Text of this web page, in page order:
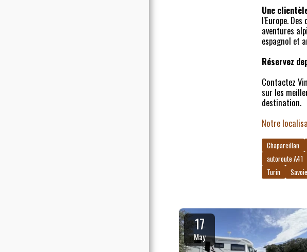
Une
l'Europe.
aventures
espagnol et
Réservez
Contactez
sur les
destination.
Notre
Chapareillan
autoroute A41
Turin
Savoie
17
May